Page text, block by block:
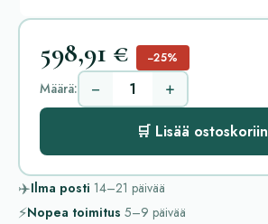
598,91 € −25%
Määrä: − +
🛒 Lisää ostoskoriin
✈️Ilma posti 14–21 päivää
⚡Nopea toimitus 5–9 päivää